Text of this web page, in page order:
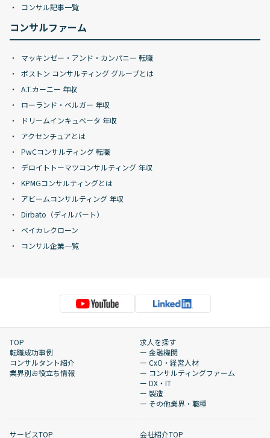
コンサル記事一覧
コンサルファーム
マッキンゼー・アンド・カンパニー 転職
ボストン コンサルティング グループとは
A.T.カーニー 年収
ローランド・ベルガー 年収
ドリームインキュベータ 年収
アクセンチュアとは
PwCコンサルティング 転職
デロイトトーマツコンサルティング 年収
KPMGコンサルティングとは
アビームコンサルティング 年収
Dirbato（ディルバート）
ベイカレクローン
コンサル企業一覧
TOP
転職成功事例
コンサルタント紹介
業界別お役立ち情報
求人を探す
ー 金融機関
ー CxO・経営人材
ー コンサルティングファーム
ー DX・IT
ー 製造
ー その他業界・職種
サービスTOP 会社紹介TOP